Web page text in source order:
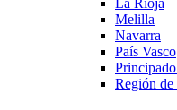
Melilla
Navarra
País Vasco
Región